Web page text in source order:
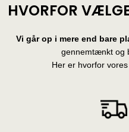
HVORFOR
Vi går op i mere end bare
gennemtænkt og
Her er hvorfor